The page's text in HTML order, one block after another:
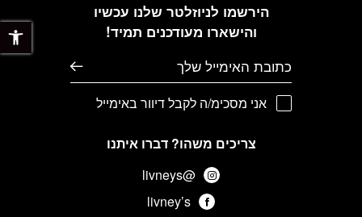
הירשמו לניוזלטר שלנו עכשיו
והישארו מעודכנים תמיד!
אני מסכימ/ה לקבל דיוור באימייל
צריכים משהו? דברו איתנו
@livneys
livney’s